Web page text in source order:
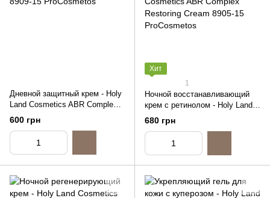
Дневной защитный крем - Holy
Land Cosmetics ABR Complex
Day Defense Cream, 15ml
(распив)
600 грн
Хит
1
Ночной восстанавливающий
крем с ретинолом - Holy Land
Cosmetics ABR Complex
Restoring Cream, 15ml (распив)
680 грн